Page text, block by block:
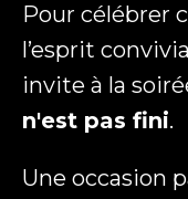
E-mail(Nécessaire)
Téléphone
Pour célébrer
l’esprit
invite à la
n'est pas fini.
Une occasion